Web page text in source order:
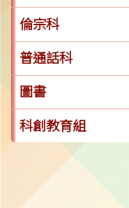
倫宗科
普通話科
圖書
科創教育組